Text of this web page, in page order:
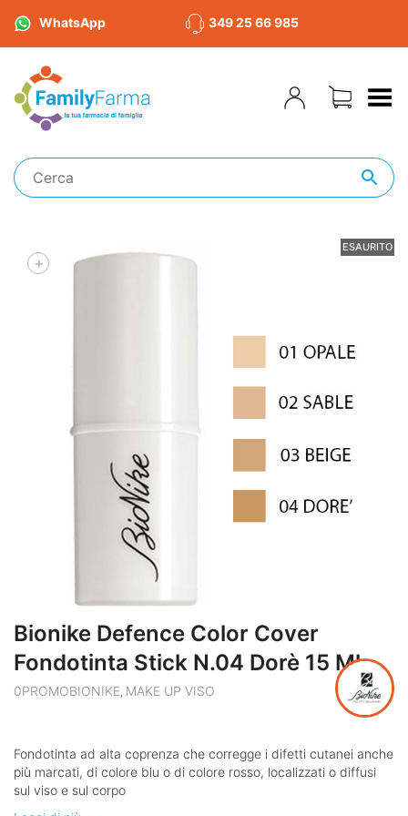
WhatsApp 349 25 66 985
Toggle Menu
ESAURITO
+
Bionike Defence Color Cover
Fondotinta Stick N.04 Dorè 15 Ml
0PROMOBIONIKE, MAKE UP VISO
Fondotinta ad alta coprenza che corregge i difetti cutanei anche
più marcati, di colore blu o di colore rosso, localizzati o diffusi
sul viso e sul corpo